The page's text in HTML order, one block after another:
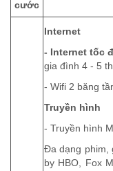
cước
Internet
- Internet tốc
gia đình 4 - 5
- Wifi 2 băng
Truyền hình
- Truyền hình
Đa dạng phim,
by HBO, Fox